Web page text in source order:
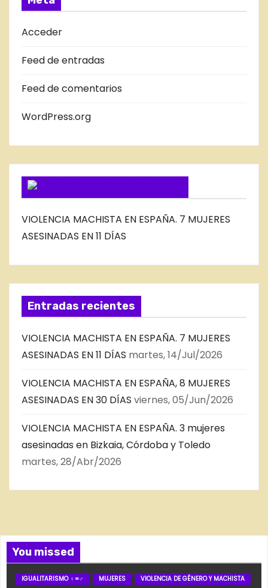
D
A
D
B
O
G
Acceder
Feed de entradas
Feed de comentarios
WordPress.org
VIOLENCIA MACHISTA EN ESPAÑA. 7 MUJERES
ASESINADAS EN 11 DÍAS
Entradas recientes
VIOLENCIA MACHISTA EN ESPAÑA. 7 MUJERES
ASESINADAS EN 11 DÍAS martes, 14/Jul/2026
VIOLENCIA MACHISTA EN ESPAÑA, 8 MUJERES
ASESINADAS EN 30 DÍAS viernes, 05/Jun/2026
VIOLENCIA MACHISTA EN ESPAÑA. 3 mujeres
asesinadas en Bizkaia, Córdoba y Toledo
martes, 28/Abr/2026
You missed
IGUALITARISMO ♀=♂ MUJERES VIOLENCIA DE GÉNERO Y MACHISTA